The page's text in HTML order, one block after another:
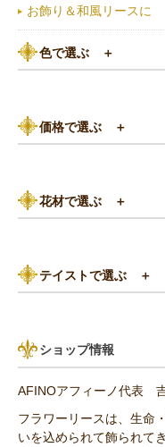
お飾り＆和風リースに
色で選ぶ ＋
黄色・オレンジ系
赤（レッド）系
グリーン（緑色）系
価格で選ぶ ＋
3,000円～5,000円
8,000円～10,000円
花材で選ぶ ＋
あじさい
ひまわり
その他の花材
セミオーダー作品
テイストで選ぶ ＋
アンティーク
ショップ情報
AFINOアフィーノ代表
フラワーリースは、生命
いを込められて飾られて